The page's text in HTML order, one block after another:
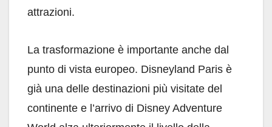
attrazioni.
La trasformazione è importante anche dal
punto di vista europeo. Disneyland Paris è
già una delle destinazioni più visitate del
continente e l’arrivo di Disney Adventure